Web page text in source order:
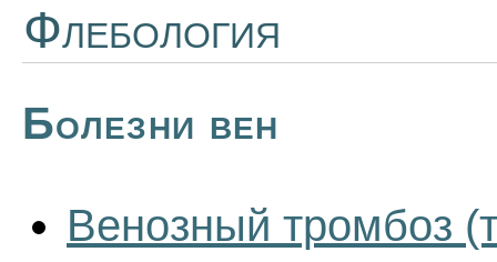
Флебология
Болезни вен
Венозный тромбоз